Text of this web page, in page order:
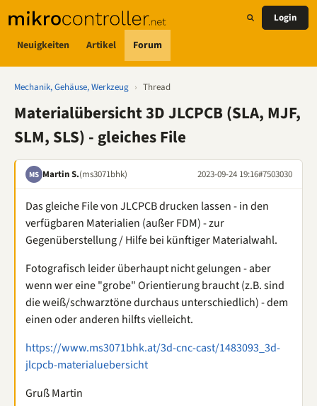
Neuigkeiten Artikel Forum
Login
Mechanik, Gehäuse, Werkzeug › Thread
Materialübersicht 3D JLCPCB (SLA, MJF,
SLM, SLS) - gleiches File
MS Martin S.(ms3071bhk) 2023-09-24 19:16#7503030
Das gleiche File von JLCPCB drucken lassen - in den
verfügbaren Materialien (außer FDM) - zur
Gegenüberstellung / Hilfe bei künftiger Materialwahl.
Fotografisch leider überhaupt nicht gelungen - aber
wenn wer eine "grobe" Orientierung braucht (z.B. sind
die weiß/schwarztöne durchaus unterschiedlich) - dem
einen oder anderen hilfts vielleicht.
https://www.ms3071bhk.at/3d-cnc-cast/1483093_3d-
jlcpcb-materialuebersicht
Gruß Martin